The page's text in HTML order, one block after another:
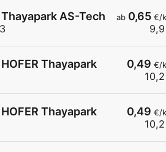
ab 0,65€/
9,9
AS-Tech
0,49 €/
10,2
Thayapark
0,49 €/
10,2
Thayapark